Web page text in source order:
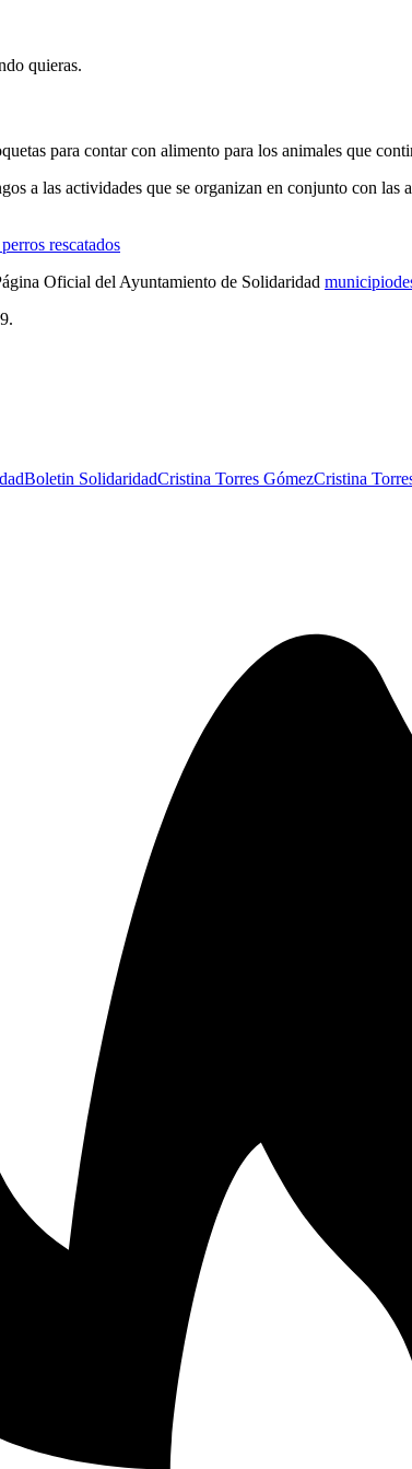
quieras.
para contar con alimento para los animales que
a las actividades que se organizan en conjunto con
rescatados
Oficial del Ayuntamiento de Solidaridad
Boletin SolidaridadCristina Torres GómezCristina